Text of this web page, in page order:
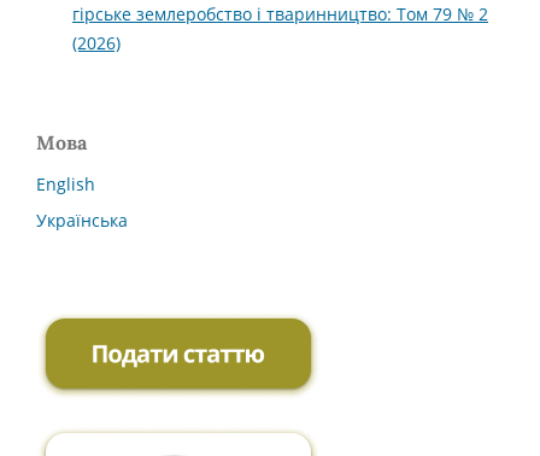
гірське землеробство і тваринництво: Том 79 № 2
(2026)
Мова
English
Українська